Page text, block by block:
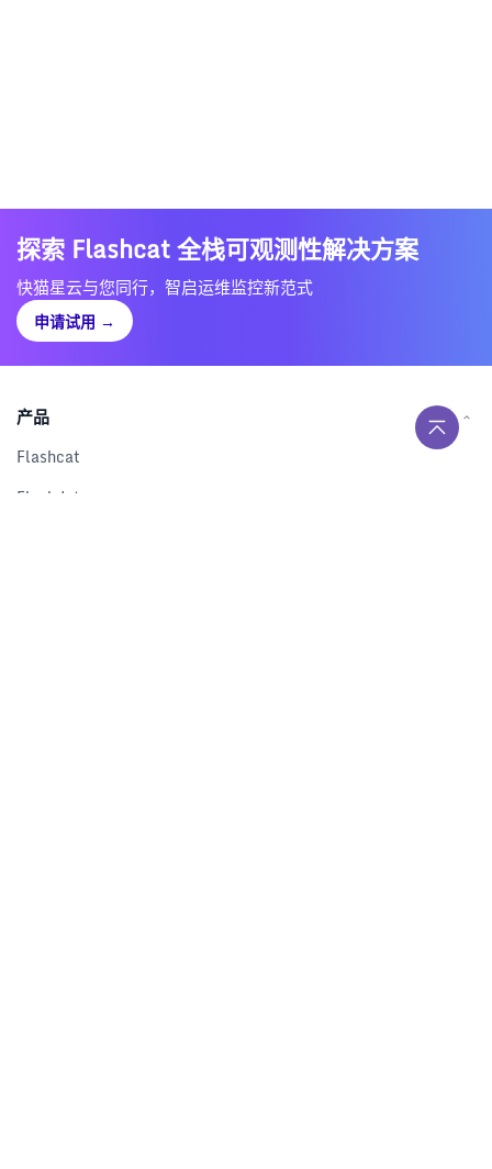
探索 Flashcat 全栈可观测性解决方案
快猫星云与您同行，智启运维监控新范式
申请试用 →
产品
Flashcat
Flashduty